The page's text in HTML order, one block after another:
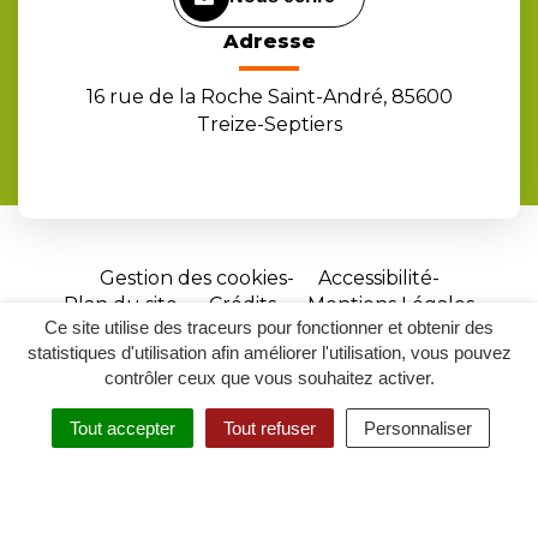
Ce site utilise des traceurs pour fonctionner et obtenir des
statistiques d'utilisation afin améliorer l'utilisation, vous pouvez
contrôler ceux que vous souhaitez activer.
Tout accepter Tout refuser Personnaliser
RECHERCHER
ACCESSIBILITÉ
Adresse
16 rue de la Roche Saint-André, 85600
Treize-Septiers
Gestion des cookies
Accessibilité
Plan du site
Crédits
Mentions Légales
Site
réalisé
par
Inovagora